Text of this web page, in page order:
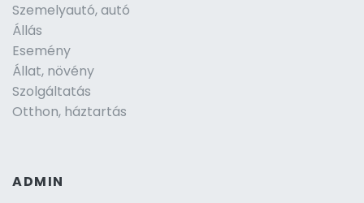
Szemelyautó, autó
Állás
Esemény
Állat, növény
Szolgáltatás
Otthon, háztartás
ADMIN